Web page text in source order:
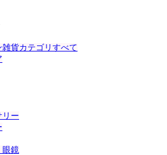
雑貨カテゴリすべて
リー
眼鏡